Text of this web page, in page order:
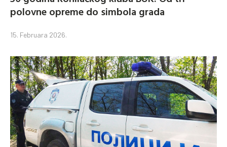
polovne opreme do simbola grada
15. Februara 2026.